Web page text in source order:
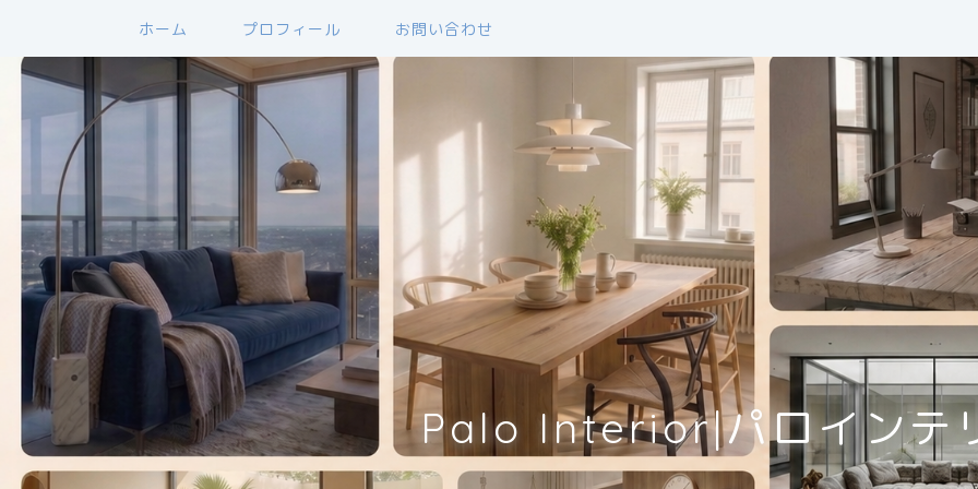
ホーム プロフィール お問い合わせ
Palo Interior|パロインテ